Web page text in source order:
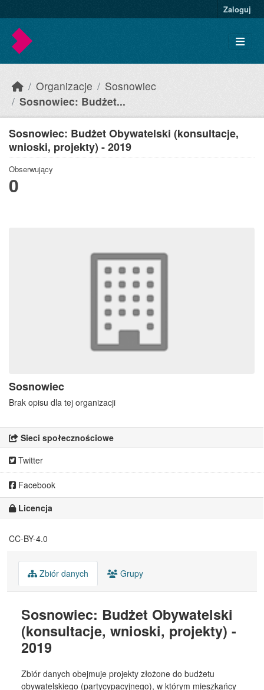
Zaloguj
Organizacje
Sosnowiec
Sosnowiec: Budżet...
Sosnowiec: Budżet Obywatelski (konsultacje,
wnioski, projekty) - 2019
Obserwujący
0
Sosnowiec
Brak opisu dla tej organizacji
Sieci społecznościowe
Twitter
Facebook
Licencja
CC-BY-4.0
Zbiór danych Grupy
Sosnowiec: Budżet Obywatelski
(konsultacje, wnioski, projekty) -
2019
Zbiór danych obejmuje projekty złożone do budżetu
obywatelskiego (partycypacyjnego), w którym mieszkańcy